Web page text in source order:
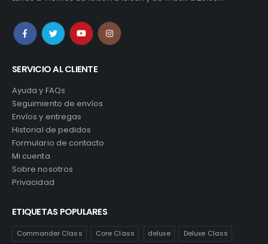
SERVICIO AL CLIENTE
Ayuda y FAQs
Seguimiento de envíos
Envíos y entregas
Historial de pedidos
Formulario de contacto
Mi cuenta
Sobre nosotros
Privacidad
ETIQUETAS POPULARES
Commander Class Core Class deluxe Deluxe Class